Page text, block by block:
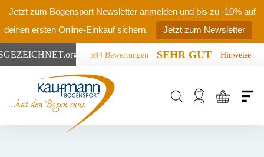
Jetzt zum Bogensport Newsletter anmelden und bis zu -10% auf
deinen ersten Online-Einkauf sichern.
Jetzt zum Newsletter
.org 584 Bewertungen SEHR GUT Hinweise
Products
search